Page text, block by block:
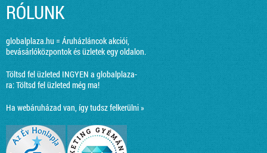
RÓLUNK
globalplaza.hu = Áruházláncok akciói,
bevásárlóközpontok és üzletek egy oldalon.
Töltsd fel üzleted INGYEN a globalplaza-
ra:Töltsd fel üzleted még ma!
Ha webáruházad van, így tudsz felkerülni »